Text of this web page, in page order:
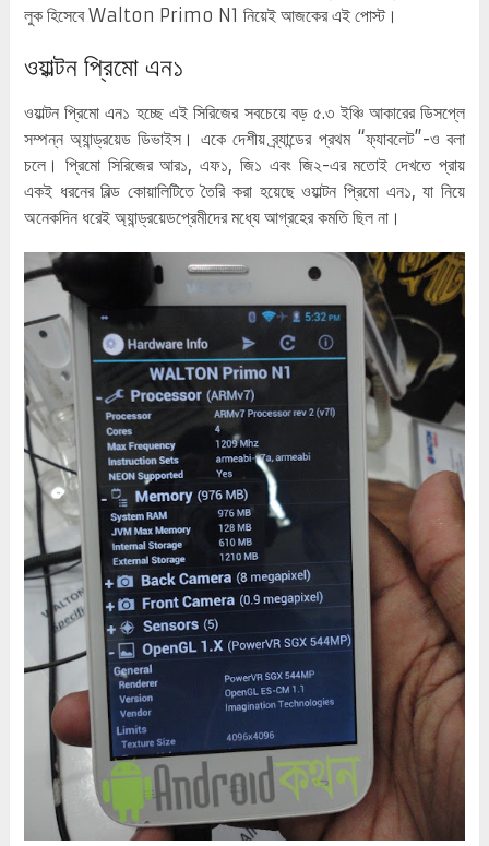
লুক হিসেবে Walton Primo N1 নিয়েই আজকের এই পোস্ট।
ওয়াল্টন প্রিমো এন১
ওয়াল্টন প্রিমো এন১ হচ্ছে এই সিরিজের সবচেয়ে বড় ৫.৩ ইঞ্চি আকারের ডিসপ্লে
সম্পন্ন অ্যান্ড্রয়েড ডিভাইস। একে দেশীয় ব্র্যান্ডের প্রথম “ফ্যাবলেট”-ও বলা
চলে। প্রিমো সিরিজের আর১, এফ১, জি১ এবং জি২-এর মতোই দেখতে প্রায়
একই ধরনের বিল্ড কোয়ালিটিতে তৈরি করা হয়েছে ওয়াল্টন প্রিমো এন১, যা নিয়ে
অনেকদিন ধরেই অ্যান্ড্রয়েডপ্রেমীদের মধ্যে আগ্রহের কমতি ছিল না।